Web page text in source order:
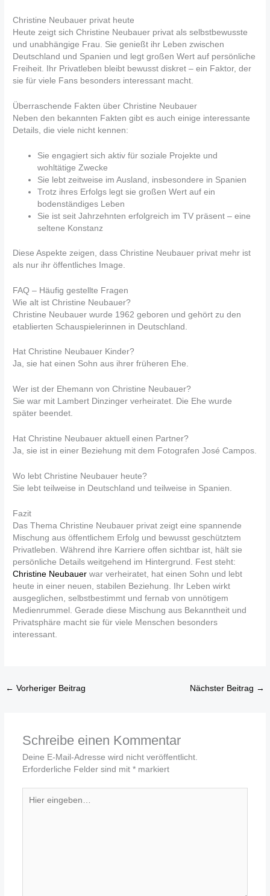
Christine Neubauer privat heute
Heute zeigt sich Christine Neubauer privat als selbstbewusste
und unabhängige Frau. Sie genießt ihr Leben zwischen
Deutschland und Spanien und legt großen Wert auf persönliche
Freiheit. Ihr Privatleben bleibt bewusst diskret – ein Faktor, der
sie für viele Fans besonders interessant macht.
Überraschende Fakten über Christine Neubauer
Neben den bekannten Fakten gibt es auch einige interessante
Details, die viele nicht kennen:
Sie engagiert sich aktiv für soziale Projekte und
wohltätige Zwecke
Sie lebt zeitweise im Ausland, insbesondere in Spanien
Trotz ihres Erfolgs legt sie großen Wert auf ein
bodenständiges Leben
Sie ist seit Jahrzehnten erfolgreich im TV präsent – eine
seltene Konstanz
Diese Aspekte zeigen, dass Christine Neubauer privat mehr ist
als nur ihr öffentliches Image.
FAQ – Häufig gestellte Fragen
Wie alt ist Christine Neubauer?
Christine Neubauer wurde 1962 geboren und gehört zu den
etablierten Schauspielerinnen in Deutschland.
Hat Christine Neubauer Kinder?
Ja, sie hat einen Sohn aus ihrer früheren Ehe.
Wer ist der Ehemann von Christine Neubauer?
Sie war mit Lambert Dinzinger verheiratet. Die Ehe wurde
später beendet.
Hat Christine Neubauer aktuell einen Partner?
Ja, sie ist in einer Beziehung mit dem Fotografen José Campos.
Wo lebt Christine Neubauer heute?
Sie lebt teilweise in Deutschland und teilweise in Spanien.
Fazit
Das Thema Christine Neubauer privat zeigt eine spannende
Mischung aus öffentlichem Erfolg und bewusst geschütztem
Privatleben. Während ihre Karriere offen sichtbar ist, hält sie
persönliche Details weitgehend im Hintergrund. Fest steht:
Christine Neubauer war verheiratet, hat einen Sohn und lebt
heute in einer neuen, stabilen Beziehung. Ihr Leben wirkt
ausgeglichen, selbstbestimmt und fernab von unnötigem
Medienrummel. Gerade diese Mischung aus Bekanntheit und
Privatsphäre macht sie für viele Menschen besonders
interessant.
← Vorheriger Beitrag Nächster Beitrag →
Schreibe einen Kommentar
Deine E-Mail-Adresse wird nicht veröffentlicht.
Erforderliche Felder sind mit *markiert
eingeben…